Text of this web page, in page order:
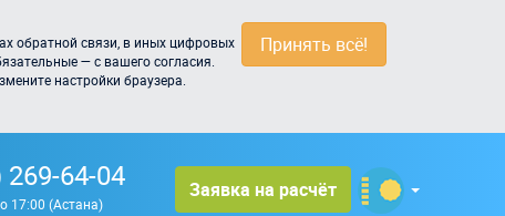
Принять всё!
обратной связи, в иных цифровых
— с вашего согласия.
настройки браузера.
269-64-04
17:00 (Астана)
Заявка на расчёт